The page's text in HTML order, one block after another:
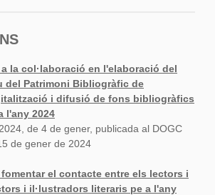
la col·laboració en l'elaboració del
del Patrimoni Bibliogràfic de
i difusió de fons bibliogràfics
l'any 2024
de 4 de gener, publicada al DOGC
de gener de 2024
el contacte entre els lectors i
i il·lustradors literaris pe a l'any